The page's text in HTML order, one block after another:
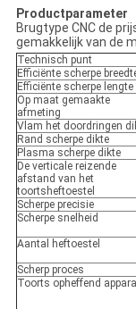
Productparameter
Brugtype CNC de
gemakkelijk van de
Technisch punt
Efficiënte scherpe
Efficiënte scherpe lengte
Op maat gemaakte
afmeting
Vlam het doordringen
Rand scherpe dikte
Plasma scherpe dikte
De verticale reizende
afstand van het
toortsheftoestel
Scherpe precisie
Scherpe snelheid
Aantal heftoestel
Scherp proces
Toorts opheffend